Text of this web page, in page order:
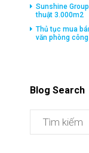
Sunshine
thuật 3.000m2
Thủ tục mua
văn phòng
Blog Search